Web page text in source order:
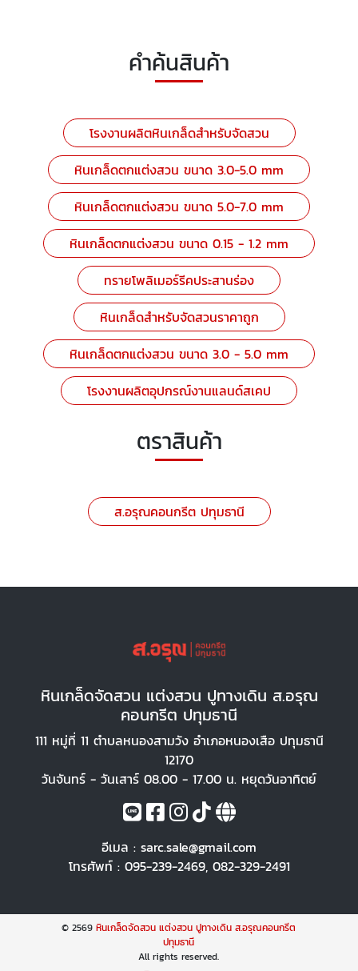
คำค้นสินค้า
โรงงานผลิตหินเกล็ดสำหรับจัดสวน
หินเกล็ดตกแต่งสวน ขนาด 3.0-5.0 mm
หินเกล็ดตกแต่งสวน ขนาด 5.0-7.0 mm
หินเกล็ดตกแต่งสวน ขนาด 0.15 - 1.2 mm
ทรายโพลิเมอร์รีคประสานร่อง
หินเกล็ดสำหรับจัดสวนราคาถูก
หินเกล็ดตกแต่งสวน ขนาด 3.0 - 5.0 mm
โรงงานผลิตอุปกรณ์งานแลนด์สเคป
ตราสินค้า
ส.อรุณคอนกรีต ปทุมธานี
หินเกล็ดจัดสวน แต่งสวน ปูทางเดิน ส.อรุณ
คอนกรีต ปทุมธานี
111 หมู่ที่ 11 ตำบลหนองสามวัง อำเภอหนองเสือ ปทุมธานี
12170
วันจันทร์ - วันเสาร์ 08.00 - 17.00 น. หยุดวันอาทิตย์
อีเมล : sarc.sale@gmail.com
โทรศัพท์ : 095-239-2469, 082-329-2491
© 2569หินเกล็ดจัดสวน แต่งสวน ปูทางเดิน ส.อรุณคอนกรีต
ปทุมธานี
All rights reserved.